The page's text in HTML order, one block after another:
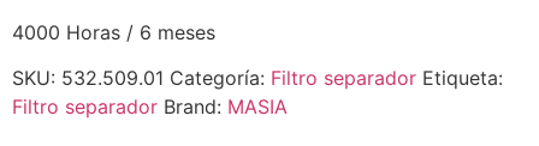
4000 Horas / 6 meses
SKU: 532.509.01 Categoría: Filtro separador Etiqueta:
Filtro separador Brand: MASIA